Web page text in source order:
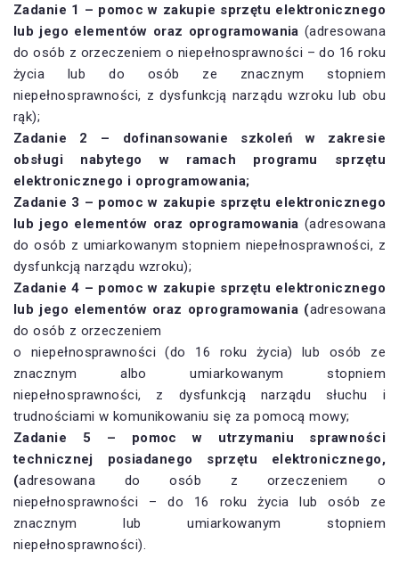
Zadanie 1 – pomoc w zakupie sprzętu elektronicznego
lub jego elementów oraz oprogramowania(adresowana
do osób z orzeczeniem o niepełnosprawności – do 16 roku
życia lub do osób ze znacznym stopniem
niepełnosprawności, z dysfunkcją narządu wzroku lub obu
rąk);
Zadanie 2 – dofinansowanie szkoleń w zakresie
obsługi nabytego w ramach programu sprzętu
elektronicznego i oprogramowania;
Zadanie 3 – pomoc w zakupie sprzętu elektronicznego
lub jego elementów oraz oprogramowania(adresowana
do osób z umiarkowanym stopniem niepełnosprawności, z
dysfunkcją narządu wzroku);
Zadanie 4 – pomoc w zakupie sprzętu elektronicznego
lub jego elementów oraz oprogramowania (adresowana
do osób z orzeczeniem
o niepełnosprawności (do 16 roku życia) lub osób ze
znacznym albo umiarkowanym stopniem
niepełnosprawności, z dysfunkcją narządu słuchu i
trudnościami w komunikowaniu się za pomocą mowy;
Zadanie 5 – pomoc w utrzymaniu sprawności
technicznej posiadanego sprzętu elektronicznego,
(adresowana do osób z orzeczeniem o
niepełnosprawności – do 16 roku życia lub osób ze
znacznym lub umiarkowanym stopniem
niepełnosprawności).